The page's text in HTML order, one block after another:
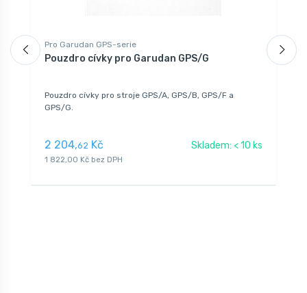
Pro Garudan GPS-serie
Pouzdro cívky pro Garudan GPS/G
Pouzdro cívky pro stroje GPS/A, GPS/B, GPS/F a
GPS/G.
2 204,62 Kč Skladem: < 10 ks
1 822,00 Kč bez DPH